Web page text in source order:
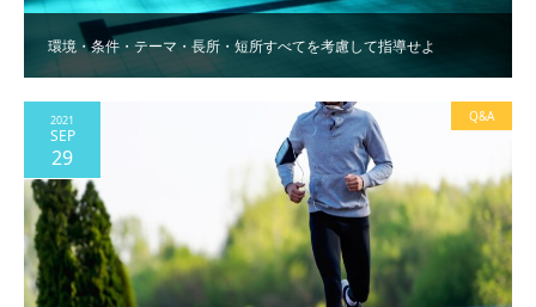
環境・条件・テーマ・長所・短所すべてを考慮して指導せよ
2021
SEP
29
Q&A